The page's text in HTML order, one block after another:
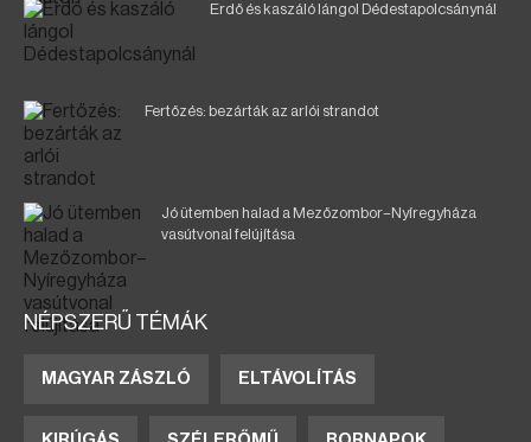
Erdő és kaszáló lángol Dédestapolcsánynál
Fertőzés: bezárták az arlói strandot
Jó ütemben halad a Mezőzombor–Nyíregyháza
vasútvonal felújítása
NÉPSZERŰ TÉMÁK
MAGYAR ZÁSZLÓ ELTÁVOLÍTÁS